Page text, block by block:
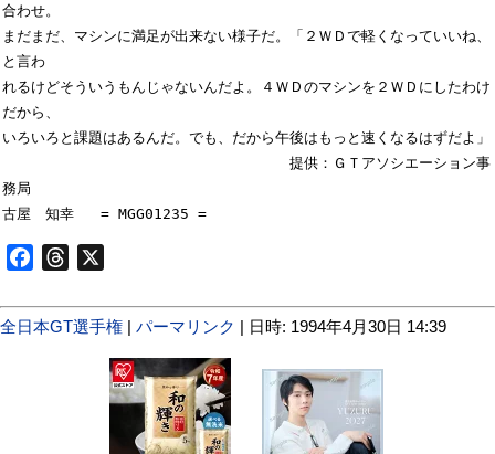
合わせ。
まだまだ、マシンに満足が出来ない様子だ。「２ＷＤで軽くなっていいね、
と言わ
れるけどそういうもんじゃないんだよ。４ＷＤのマシンを２ＷＤにしたわけ
だから、
いろいろと課題はあるんだ。でも、だから午後はもっと速くなるはずだよ」
提供：ＧＴアソシエーション事
務局
FacebookThreads
全日本GT選手権 | パーマリンク | 日時: 1994年4月30日 14:39